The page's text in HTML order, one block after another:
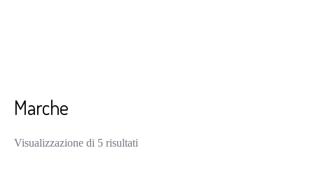
Marche
Visualizzazione di 5 risultati